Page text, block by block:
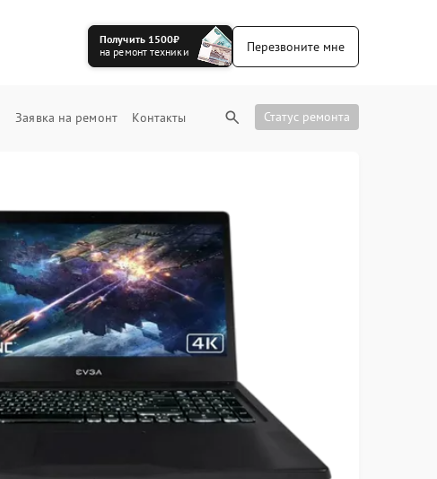
Получить 1500₽
на ремонт техники
Перезвоните мне
Заявка на ремонт Контакты Статус ремонта